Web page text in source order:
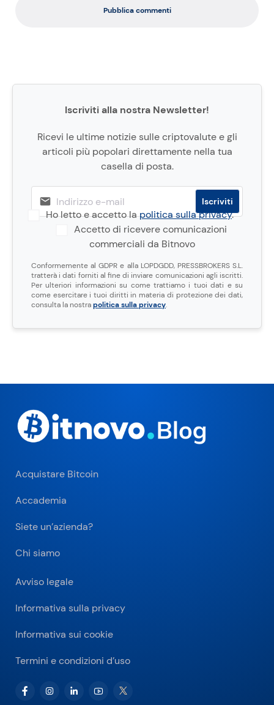
Pubblica commenti
Iscriviti alla nostra Newsletter!
Ricevi le ultime notizie sulle criptovalute e gli
articoli più popolari direttamente nella tua
casella di posta.
Ho letto e accetto lapolitica sulla privacy.
Accetto di ricevere comunicazioni
commerciali da Bitnovo
Conformemente al GDPR e alla LOPDGDD, PRESSBROKERS S.L.
tratterà i dati forniti al fine di inviare comunicazioni agli iscritti.
Per ulteriori informazioni su come trattiamo i tuoi dati e su
come esercitare i tuoi diritti in materia di protezione dei dati,
consulta la nostrapolitica sulla privacy.
Acquistare Bitcoin
Accademia
Siete un’azienda?
Chi siamo
Avviso legale
Informativa sulla privacy
Informativa sui cookie
Termini e condizioni d’uso